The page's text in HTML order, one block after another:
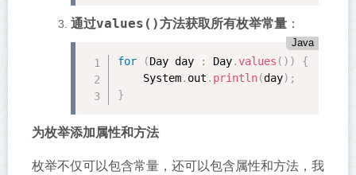
通过values()方法获取所有枚举常量 ：
Java
for (Day day : Day.values ( ) )
{
    System
. out . println(day) ;
}
为枚举添加属性和方法
枚举不仅可以包含常量，还可以包含属性和方法，我